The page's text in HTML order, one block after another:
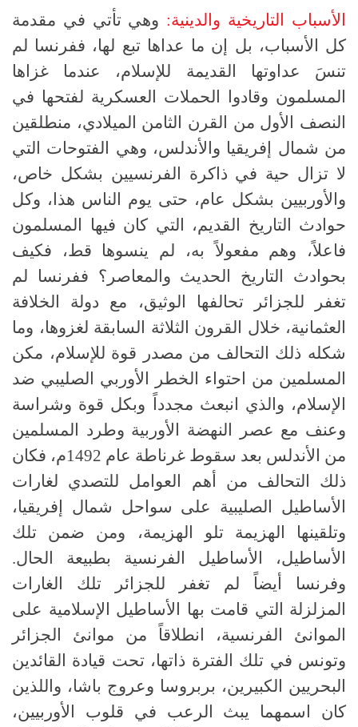
الأسباب التاريخية والدينية: وهي تأتي في مقدمة
كل الأسباب، بل إن ما عداها تبع لها، ففرنسا لم
تنسَ عداوتها القديمة للإسلام، عندما غزاها
المسلمون وقادوا الحملات العسكرية لفتحها في
النصف الأول من القرن الثامن الميلادي، منطلقين
من شمال إفريقيا والأندلس، وهي الفتوحات التي
لا تزال حية في ذاكرة الفرنسيين بشكل خاص،
والأوربيين بشكل عام، حتى يوم الناس هذا، وكل
حوادث التاريخ القديم، التي كان فيها المسلمون
فاعلاً، وهم مفعولاً به، لم ينسوها قط، فكيف
بحوادث التاريخ الحديث والمعاصر؟ ففرنسا لم
تغفر للجزائر تحالفها الوثيق، مع دولة الخلافة
العثمانية، خلال القرون الثلاثة السابقة لغزوها، وما
شكله ذلك التحالف من مصدر قوة للإسلام، مكن
المسلمين من احتواء الخطر الأوربي الصليبي ضد
الإسلام، والذي انبعث مجدداً وبكل قوة وشراسة
وعنف مع عصر النهضة الأوربية وطرد المسلمين
من الأندلس بعد سقوط غرناطة عام 1492م، فكان
ذلك التحالف من أهم العوامل للتصدي لغارات
الأساطيل الصليبية على سواحل شمال إفريقيا،
وتلقينها الهزيمة تلو الهزيمة، ومن ضمن تلك
الأساطيل، الأساطيل الفرنسية بطبيعة الحال.
وفرنسا أيضاً لم تغفر للجزائر تلك الغارات
المزلزلة التي قامت بها الأساطيل الإسلامية على
الموانئ الفرنسية، انطلاقاً من موانئ الجزائر
وتونس في تلك الفترة ذاتها، تحت قيادة القائدين
البحريين الكبيرين، بربروسا وعروج باشا، واللذين
كان اسمهما يبث الرعب في قلوب الأوربيين،